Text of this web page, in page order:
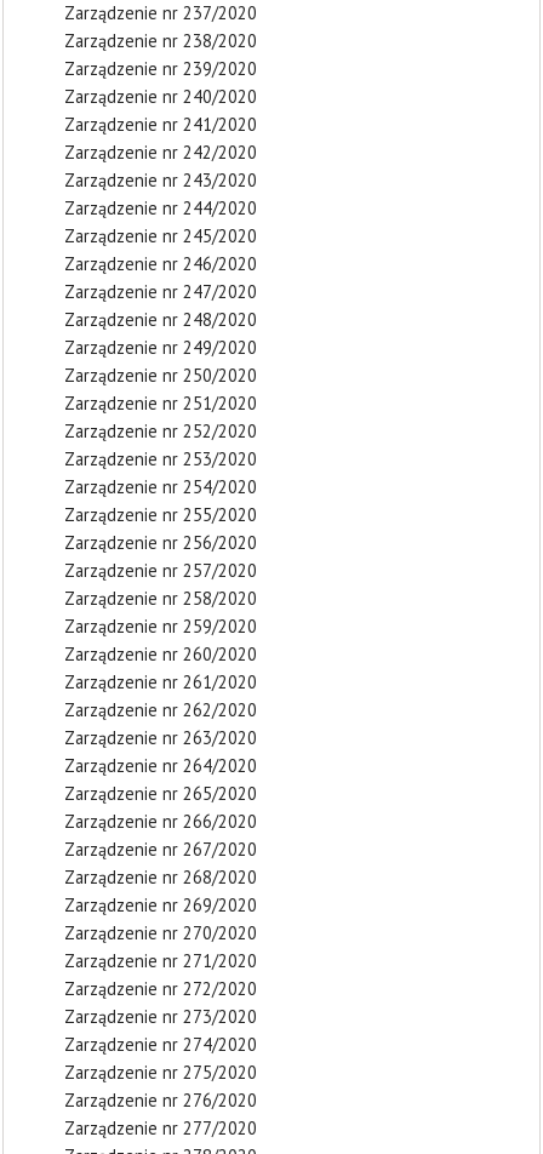
Zarządzenie nr 237/2020
Zarządzenie nr 238/2020
Zarządzenie nr 239/2020
Zarządzenie nr 240/2020
Zarządzenie nr 241/2020
Zarządzenie nr 242/2020
Zarządzenie nr 243/2020
Zarządzenie nr 244/2020
Zarządzenie nr 245/2020
Zarządzenie nr 246/2020
Zarządzenie nr 247/2020
Zarządzenie nr 248/2020
Zarządzenie nr 249/2020
Zarządzenie nr 250/2020
Zarządzenie nr 251/2020
Zarządzenie nr 252/2020
Zarządzenie nr 253/2020
Zarządzenie nr 254/2020
Zarządzenie nr 255/2020
Zarządzenie nr 256/2020
Zarządzenie nr 257/2020
Zarządzenie nr 258/2020
Zarządzenie nr 259/2020
Zarządzenie nr 260/2020
Zarządzenie nr 261/2020
Zarządzenie nr 262/2020
Zarządzenie nr 263/2020
Zarządzenie nr 264/2020
Zarządzenie nr 265/2020
Zarządzenie nr 266/2020
Zarządzenie nr 267/2020
Zarządzenie nr 268/2020
Zarządzenie nr 269/2020
Zarządzenie nr 270/2020
Zarządzenie nr 271/2020
Zarządzenie nr 272/2020
Zarządzenie nr 273/2020
Zarządzenie nr 274/2020
Zarządzenie nr 275/2020
Zarządzenie nr 276/2020
Zarządzenie nr 277/2020